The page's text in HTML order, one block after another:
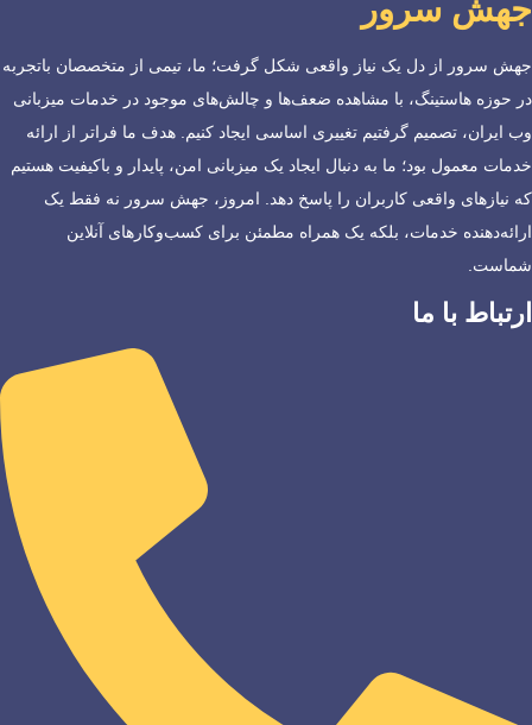
جهش سرور
جهش سرور از دل یک نیاز واقعی شکل گرفت؛ ما، تیمی از متخصصان باتجربه
در حوزه هاستینگ، با مشاهده ضعف‌ها و چالش‌های موجود در خدمات میزبانی
وب ایران، تصمیم گرفتیم تغییری اساسی ایجاد کنیم. هدف ما فراتر از ارائه
خدمات معمول بود؛ ما به دنبال ایجاد یک میزبانی امن، پایدار و باکیفیت هستیم
که نیازهای واقعی کاربران را پاسخ دهد. امروز، جهش سرور نه فقط یک
ارائه‌دهنده خدمات، بلکه یک همراه مطمئن برای کسب‌وکارهای آنلاین
شماست.
ارتباط با ما